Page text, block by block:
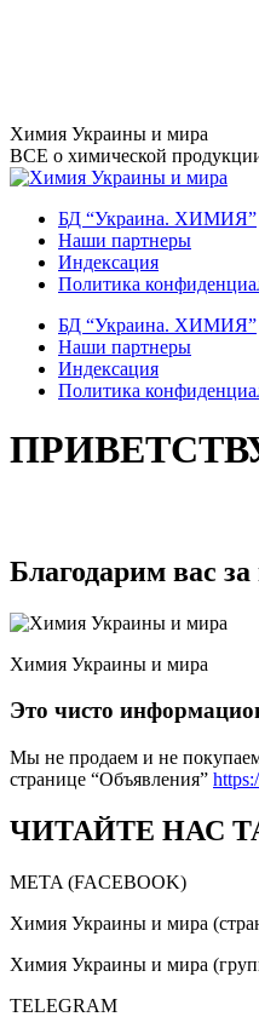
Перейти
к
содержанию
Химия Украины и мира
ВСЕ о химической
БД “Украина. ХИМИЯ”
Наши партнеры
Индексация
Политика
БД “Украина. ХИМИЯ”
Наши партнеры
Индексация
Политика
Благодарим вас
Химия Украины и мира
Это чисто
Мы не продаем и не
странице “Объявления”
ЧИТАЙТЕ НАС
META (FACEBOOK)
Химия Украины и мира
Химия Украины и мира
TELEGRAM